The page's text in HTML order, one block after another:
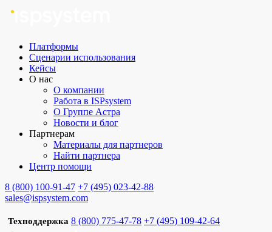
Платформы
Сценарии использования
Кейсы
О нас
О компании
Работа в ISPsystem
О Группе Астра
Новости и блог
Партнерам
Материалы для партнеров
Найти партнера
Центр помощи
8 (800) 100-91-47 +7 (495) 023-42-88
sales@ispsystem.com
Техподдержка 8 (800) 775-47-78 +7 (495) 109-42-64